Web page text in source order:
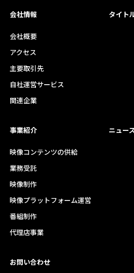
会社情報
会社概要
アクセス
主要取引先
自社運営サービス
関連企業
タイト
事業紹介
映像コンテンツの供給
業務受託
映像制作
映像プラットフォーム運営
番組制作
代理店事業
ニュー
お問い合わせ